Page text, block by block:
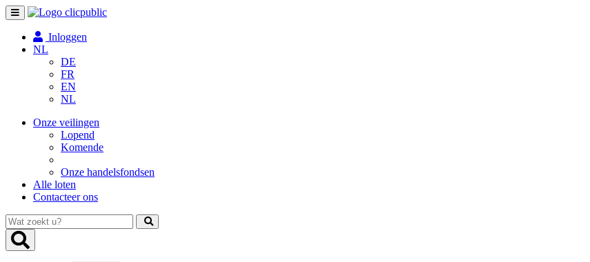
Toggle
navigation
Inloggen
NL
DE
FR
EN
NL
Onze veilingen
Lopend
Komende
Onze handelsfondsen
Alle loten
Contacteer ons
Wat
zoekt
u?